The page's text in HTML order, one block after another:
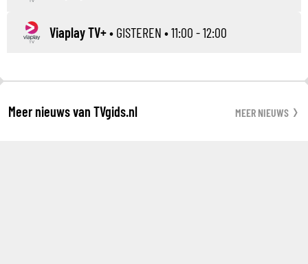
Viaplay TV+• GISTEREN • 11:00 - 12:00
Meer nieuws van TVgids.nl MEER NIEUWS